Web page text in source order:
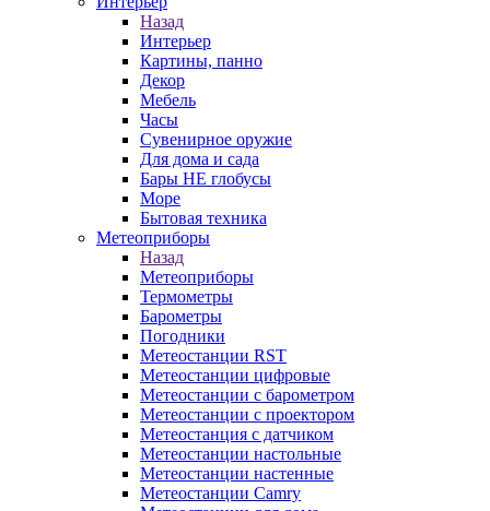
Назад
Интерьер
Картины, панно
Декор
Мебель
Часы
Сувенирное оружие
Для дома и сада
Бары НЕ глобусы
Море
Бытовая техника
Метеоприборы
Назад
Метеоприборы
Термометры
Барометры
Погодники
Метеостанции RST
Метеостанции цифровые
Метеостанции с барометром
Метеостанции с проектором
Метеостанция с датчиком
Метеостанции настольные
Метеостанции настенные
Метеостанции Camry